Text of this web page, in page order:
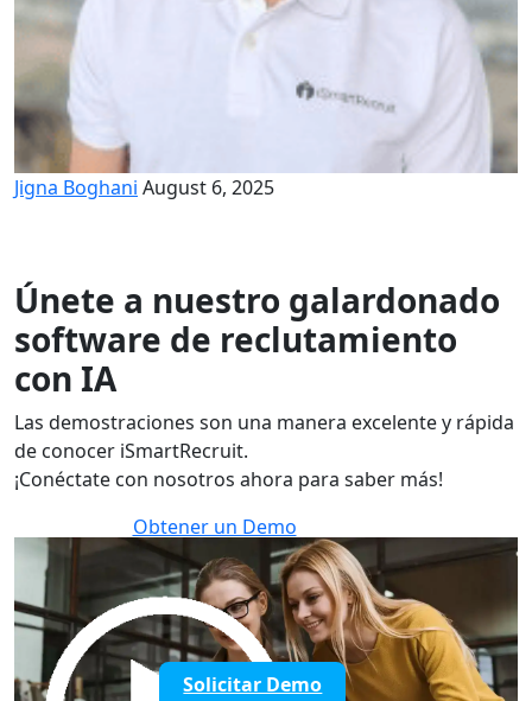
Jigna Boghani August 6, 2025
Únete a nuestro galardonado
software de reclutamiento
con IA
Las demostraciones son una manera excelente y rápida
de conocer iSmartRecruit.
¡Conéctate con nosotros ahora para saber más!
Obtener un Demo
30 minutos para explorar el software.
Solicitar Demo